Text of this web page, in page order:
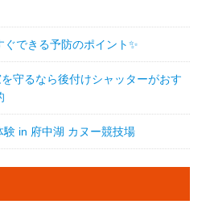
できる予防のポイント✨
を守るなら後付けシャッターがおす
in 府中湖 カヌー競技場